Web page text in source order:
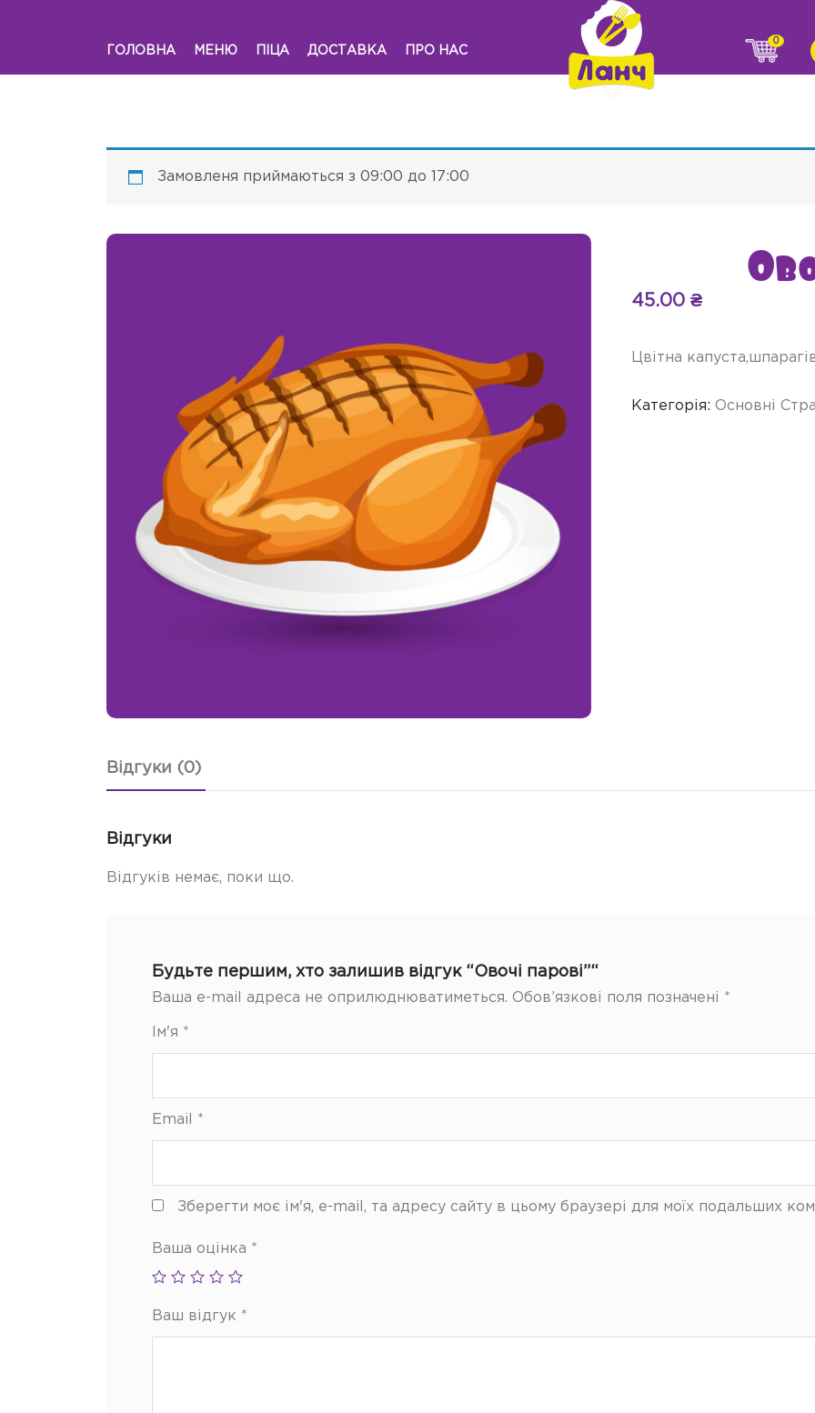
ГОЛОВНА МЕНЮ ПІЦА ДОСТАВКА ПРО НАС
0
Замовленя приймаються з 09:00 до 17:00
45.00₴
Цвітна
Категорія:Основні
Відгуки (0)
Відгуки
Відгуків немає, поки що.
Будьте першим, хто залишив відгук “Овочі парові”“
Ваша e-mail адреса не оприлюднюватиметься. Обов’язкові поля позначені *
Ім'я *
Email *
Зберегти моє ім'я, e-mail, та адресу сайту в цьому браузері для моїх подальших
Ваша оцінка *
Ваш відгук *